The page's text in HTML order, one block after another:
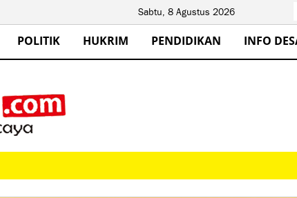
Sabtu, 8 Agustus 2026
POLITIK HUKRIM PENDIDIKAN INFO